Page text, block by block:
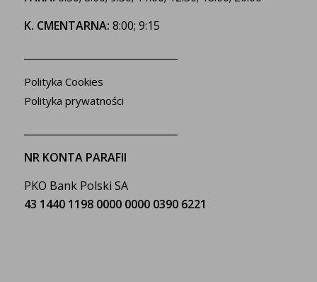
K. CMENTARNA: 8:00; 9:15
Polityka Cookies
Polityka prywatności
NR KONTA PARAFII
PKO Bank Polski SA
43 1440 1198 0000 0000 0390 6221